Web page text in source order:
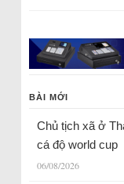
BÀI MỚI
Chủ tịch xã ở
cá độ world cup
06/08/2026